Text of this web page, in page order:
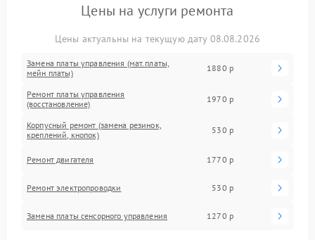
Цены на услуги ремонта
Цены актуальны на текущую дату 08.08.2026
Замена платы управления (мат.платы,
мейн платы)
1880 р
Ремонт платы управления
(восстановление)
1970 р
Корпусный ремонт (замена резинок,
креплений, кнопок)
530 р
Ремонт двигателя 1770 р
Ремонт электропроводки 530 р
Замена платы сенсорного управления 1270 р